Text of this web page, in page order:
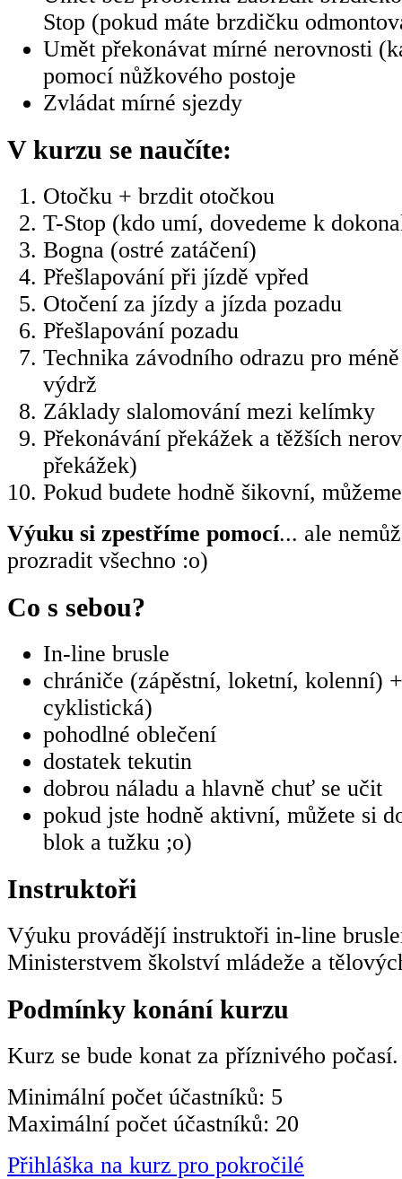
Stop (pokud máte brzdičku
Umět překonávat mírné nerovnosti
pomocí nůžkového postoje
Zvládat mírné sjezdy
V kurzu se naučíte:
Otočku + brzdit otočkou
T-Stop (kdo umí, dovedeme k
Bogna (ostré zatáčení)
Přešlapování při jízdě vpřed
Otočení za jízdy a jízda pozadu
Přešlapování pozadu
Technika závodního odrazu pro
výdrž
Základy slalomování mezi kelímky
Překonávání překážek a těžších
překážek)
Pokud budete hodně šikovní,
Výuku si zpestříme pomocí... ale
prozradit všechno :o)
Co s sebou?
In-line brusle
chrániče (zápěstní, loketní, kolenní)
cyklistická)
pohodlné oblečení
dostatek tekutin
dobrou náladu a hlavně chuť se učit
pokud jste hodně aktivní, můžete si
blok a tužku ;o)
Instruktoři
Výuku provádějí instruktoři in-line
Ministerstvem školství mládeže a
Podmínky konání kurzu
Kurz se bude konat za příznivého počasí.
Minimální počet účastníků: 5
Maximální počet účastníků: 20
Přihláška na kurz pro pokročilé